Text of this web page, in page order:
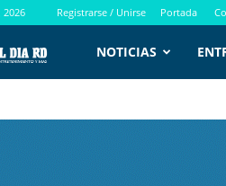
2026 Registrarse / Unirse Portada
PontealdiaRD.com
NOTICIAS